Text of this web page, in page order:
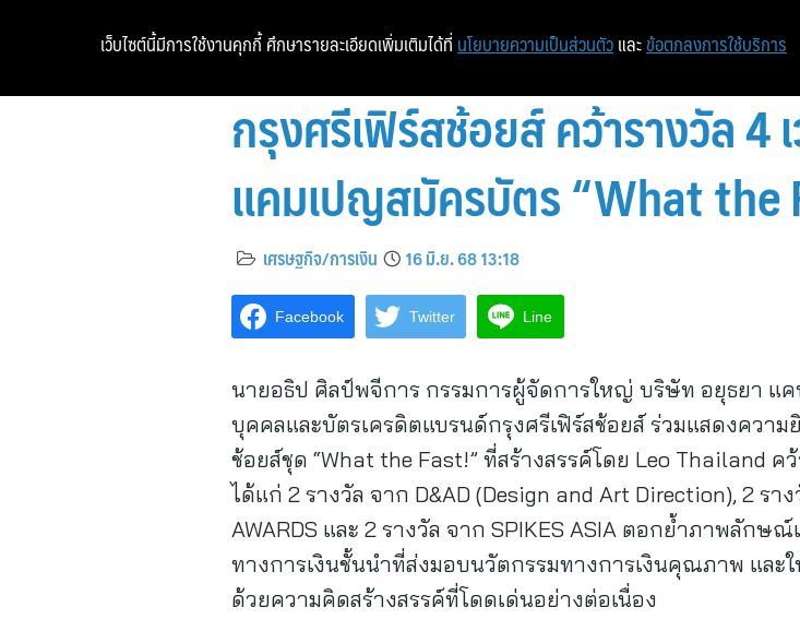
กรุงศรีเฟิร์สช้อยส์ คว้ารางวัล 4
แคมเปญสมัครบัตร “What the
เศรษฐกิจ/การเงิน 16 มิ.ย. 68 13:18
Facebook Twitter Line
นายอธิป ศิลป์พจีการ กรรมการผู้จัดการใหญ่ บริษัท อยุธยา แค
บุคคลและบัตรเครดิตแบรนด์กรุงศรีเฟิร์สช้อยส์ ร่วมแสดงควา
ช้อยส์ชุด “What the Fast!” ที่สร้างสรรค์โดย Leo Thailand ค
ได้แก่ 2 รางวัล จาก D&AD (Design and Art Direction), 2 รา
AWARDS และ 2 รางวัล จาก SPIKES ASIA ตอกย้ำภาพลักษ
ทางการเงินชั้นนำที่ส่งมอบนวัตกรรมทางการเงินคุณภาพ แล
ด้วยความคิดสร้างสรรค์ที่โดดเด่นอย่างต่อเนื่อง
เว็บไซต์นี้มีการใช้งานคุกกี้ ศึกษารายละเอียดเพิ่มเติมได้ที่ นโยบายความเป็นส่วนตัว และ ข้อตกลงการใช้บริการ